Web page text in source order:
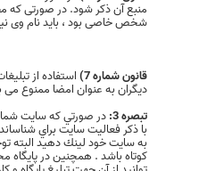
منبع آن ذکر شود. در صورتی
شخص خاصی بود ، باید نام وی
قانون شماره 7) استفاده از
دیگران به عنوان امضا ممنوع می
تبصره 3:
در صورتي كه سايت شما
با ذكر فعاليت سايت براي
به سايت خود لينك دهيد البته
كوتاه باشد . همچنين در